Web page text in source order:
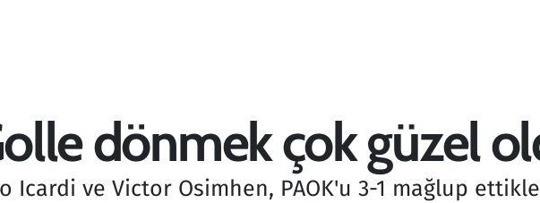
dönmek çok güzel
Icardi ve Victor Osimhen, PAOK'u 3-1 mağlup